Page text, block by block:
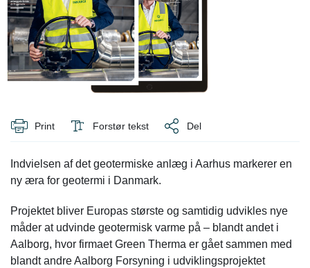
Print Forstør tekst Del
Indvielsen af det geotermiske anlæg i Aarhus markerer en
ny æra for geotermi i Danmark.
Projektet bliver Europas største og samtidig udvikles nye
måder at udvinde geotermisk varme på – blandt andet i
Aalborg, hvor firmaet Green Therma er gået sammen med
blandt andre Aalborg Forsyning i udviklingsprojektet